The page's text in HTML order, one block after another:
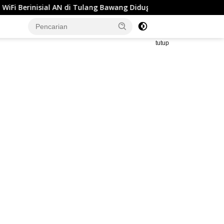
Bawang Diduga Jual Layanan Internet Ilegal, Tak Miliki Uji
tutup